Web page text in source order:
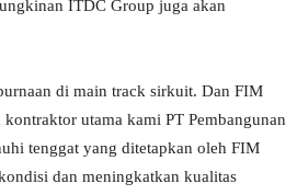
ITDC Group juga akan
di main track sirkuit. Dan FIM
utama kami PT Pembangunan
tenggat yang ditetapkan oleh FIM
dan meningkatkan kualitas